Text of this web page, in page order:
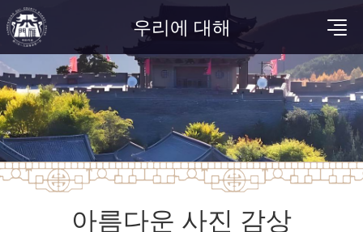
우리에 대해
아름다운 사진 감상